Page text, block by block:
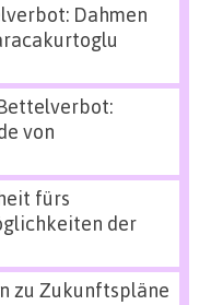
Dahmen
von
fürs
der
zu Zukunftspläne